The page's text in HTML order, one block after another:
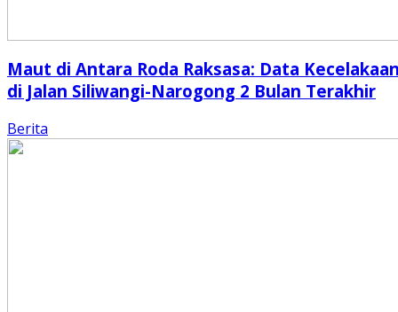
Maut di Antara Roda Raksasa: Data
di Jalan Siliwangi-Narogong 2 Bulan Terakhir
Berita